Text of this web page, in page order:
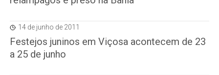
14 de junho de 2011
Festejos juninos em Viçosa acontecem de 23
a 25 de junho